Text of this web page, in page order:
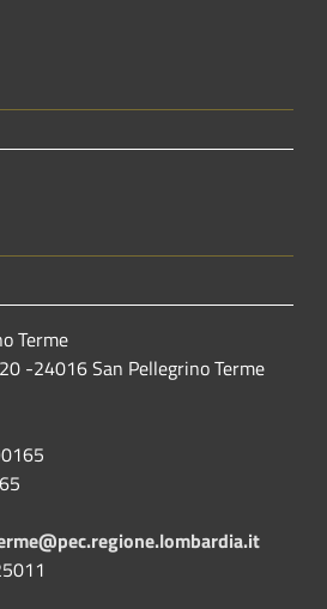
Terme
-24016 San Pellegrino Terme